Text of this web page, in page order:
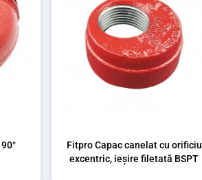
Fitpro Capac canelat cu orificiu
excentric, ieșire filetată BSPT